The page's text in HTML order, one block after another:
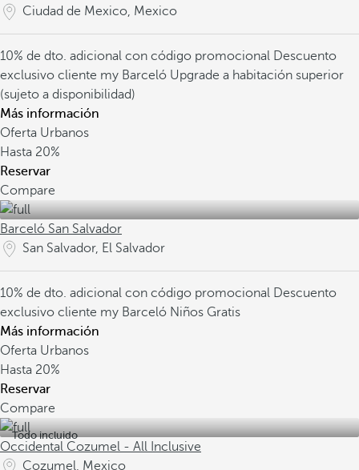
Ciudad de Mexico, Mexico
10% de dto. adicional con código promocional Descuento
exclusivo cliente my Barceló Upgrade a habitación superior
(sujeto a disponibilidad)
Más información
Oferta Urbanos
Hasta 20%
Reservar
Compare
Barceló San Salvador
San Salvador, El Salvador
10% de dto. adicional con código promocional Descuento
exclusivo cliente my Barceló Niños Gratis
Más información
Oferta Urbanos
Hasta 20%
Reservar
Compare
Todo incluido
Occidental Cozumel - All Inclusive
Cozumel, Mexico